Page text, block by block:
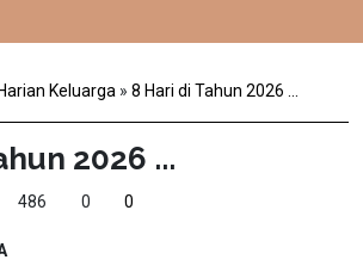
Keluarga » 8 Hari di Tahun 2026 ...
2026 ...
486 0 0